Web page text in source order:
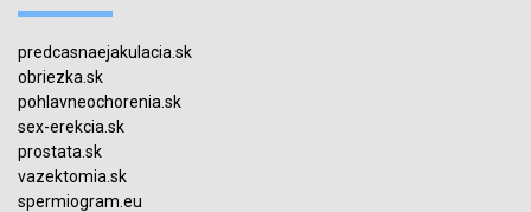
predcasnaejakulacia.sk
obriezka.sk
pohlavneochorenia.sk
sex-erekcia.sk
prostata.sk
vazektomia.sk
spermiogram.eu